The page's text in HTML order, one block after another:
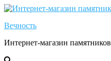
Skip
content
Вечность
Интернет-магазин памятников